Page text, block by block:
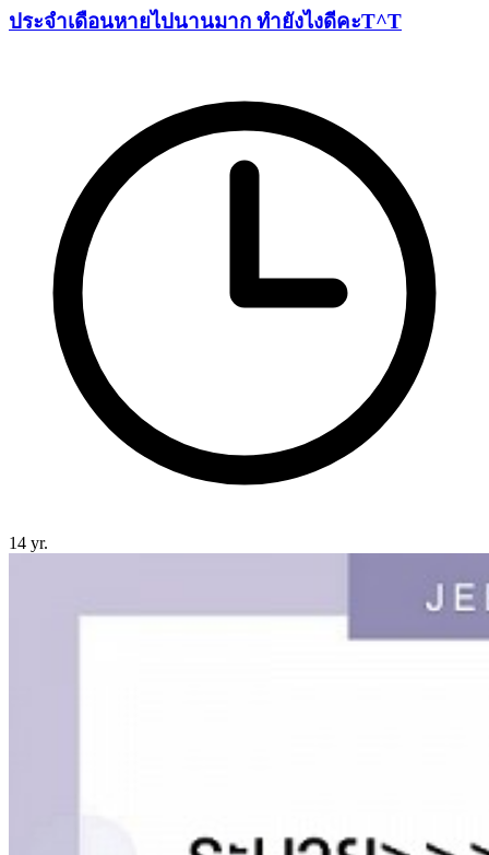
ประจำเดือนหายไปนานมาก ทำยังไงดีคะT^T
14 yr.